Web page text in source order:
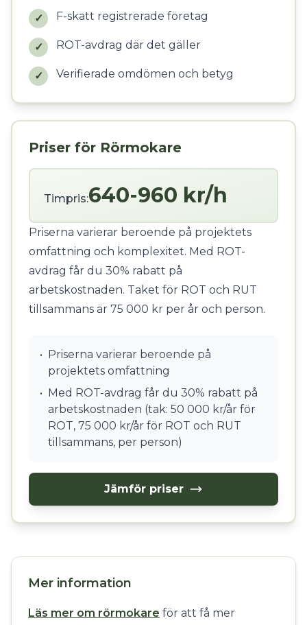
✓ F-skatt registrerade företag
✓ ROT-avdrag där det gäller
✓ Verifierade omdömen och betyg
Priser för Rörmokare
Timpris:640-960 kr/h
Priserna varierar beroende på projektets
omfattning och komplexitet. Med ROT-
avdrag får du 30% rabatt på
arbetskostnaden. Taket för ROT och RUT
tillsammans är 75 000 kr per år och person.
• Priserna varierar beroende på
projektets omfattning
• Med ROT-avdrag får du 30% rabatt på
arbetskostnaden (tak: 50 000 kr/år för
ROT, 75 000 kr/år för ROT och RUT
tillsammans, per person)
Jämför priser
Mer information
Läs mer om rörmokare för att få mer